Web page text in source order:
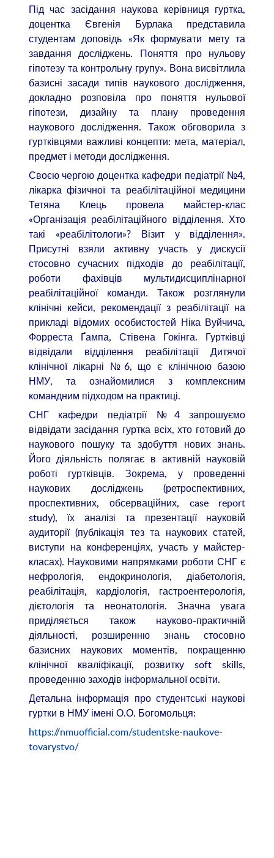
Під час засідання наукова керівниця гуртка,
доцентка Євгенія Бурлака представила
студентам доповідь «Як формувати мету та
завдання досліджень. Поняття про нульову
гіпотезу та контрольну групу». Вона висвітлила
базисні засади типів наукового дослідження,
докладно розповіла про поняття нульової
гіпотези, дизайну та плану проведення
наукового дослідження. Також обговорила з
гуртківцями важливі концепти: мета, матеріал,
предмет і методи дослідження.
Своєю чергою доцентка кафедри педіатрії №4,
лікарка фізичної та реабілітаційної медицини
Тетяна Клець провела майстер-клас
«Організація реабілітаційного відділення. Хто
такі «реабілітологи»? Візит у відділення».
Присутні взяли активну участь у дискусії
стосовно сучасних підходів до реабілітації,
роботи фахівців мультидисциплінарної
реабілітаційної команди. Також розглянули
клінічні кейси, рекомендації з реабілітації на
прикладі відомих особистостей Ніка Вуйчича,
Форреста Ґампа, Стівена Гокінга. Гуртківці
відвідали відділення реабілітації Дитячої
клінічної лікарні №6, що є клінічною базою
НМУ, та ознайомилися з комплексним
командним підходом на практиці.
СНГ кафедри педіатрії №4 запрошуємо
відвідати засідання гуртка всіх, хто готовий до
наукового пошуку та здобуття нових знань.
Його діяльність полягає в активній науковій
роботі гуртківців. Зокрема, у проведенні
наукових досліджень (ретроспективних,
проспективних, обсерваційних, case report
study), їх аналізі та презентації науковій
аудиторії (публікація тез та наукових статей,
виступи на конференціях, участь у майстер-
класах). Науковими напрямками роботи СНГ є
нефрологія, ендокринологія, діабетологія,
реабілітація, кардіологія, гастроентерологія,
дієтологія та неонатологія. Значна увага
приділяється також науково-практичній
діяльності, розширенню знань стосовно
базисних наукових моментів, покращенню
клінічної кваліфікації, розвитку soft skills,
проведенню заходів інформальної освіти.
Детальна інформація про студентські наукові
гуртки в НМУ імені О.О. Богомольця:
https://nmuofficial.com/studentske-naukove-
tovarystvo/